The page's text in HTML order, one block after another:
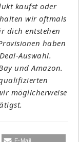
kaufst oder
wir oftmals
dich entstehen
haben
Auswahl.
und Amazon.
möglicherweise
E-Mail